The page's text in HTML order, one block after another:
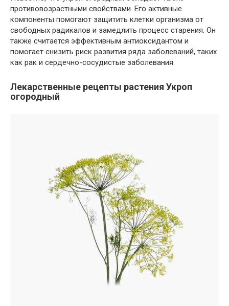
противовозрастными свойствами. Его активные
компоненты помогают защитить клетки организма от
свободных радикалов и замедлить процесс старения. Он
также считается эффективным антиоксидантом и
помогает снизить риск развития ряда заболеваний, таких
как рак и сердечно-сосудистые заболевания.
Лекарственные рецепты растения Укроп
огородный